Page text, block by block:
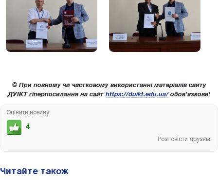
© При повному чи частковому використанні матеріалів сайту
ДУІКТ гіперпосилання на сайт https://duikt.edu.ua/обов'язкове!
Оцінити новину:
4
Розповісти друзям:
Читайте також